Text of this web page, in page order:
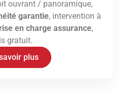
ouvrant / panoramique,
garantie, intervention à
en charge assurance,
gratuit.
plus